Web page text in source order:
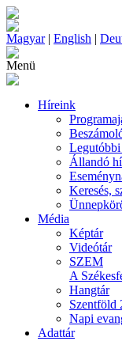
Magyar| English |
Menü
Híreink
Legutóbbi
Állandó
Keresés,
Média
Képtár
Videótár
SZEM
A
Hangtár
Szentföld
Napi
Adattár